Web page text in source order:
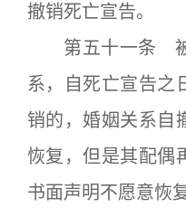
撤销死亡宣告。
第五十一条 被
系，自死亡宣告之
销的，婚姻关系自
恢复，但是其配偶
书面声明不愿意恢